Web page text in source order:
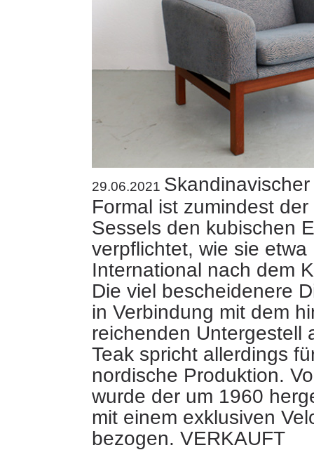
29.06.2021
Formal ist zumindest
Sessels den kubischen
verpflichtet, wie sie etwa
International nach dem
Die viel bescheidenere
in Verbindung mit dem
reichenden Untergestell
Teak spricht allerdings
nordische Produktion.
wurde der um 1960
mit einem exklusiven
bezogen. VERKAUFT